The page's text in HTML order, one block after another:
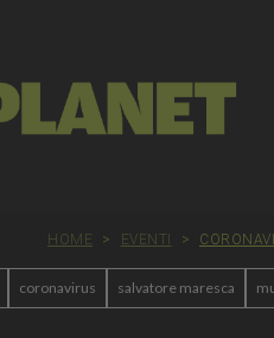
HOME > EVENTI >
coronavirus salvatore maresca